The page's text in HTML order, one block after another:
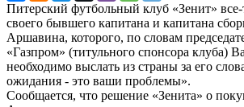
Питерский футбольный клуб «Зенит»
своего бывшего капитана и капитана
Аршавина, которого, по словам
«Газпром» (титульного спонсора клуба)
необходимо выслать из страны за его
ожидания - это ваши проблемы».
Сообщается, что решение «Зенита» о